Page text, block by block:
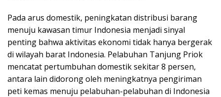
Pada arus domestik, peningkatan distribusi barang
menuju kawasan timur Indonesia menjadi sinyal
penting bahwa aktivitas ekonomi tidak hanya bergerak
di wilayah barat Indonesia. Pelabuhan Tanjung Priok
mencatat pertumbuhan domestik sekitar 8 persen,
antara lain didorong oleh meningkatnya pengiriman
peti kemas menuju pelabuhan-pelabuhan di Indonesia